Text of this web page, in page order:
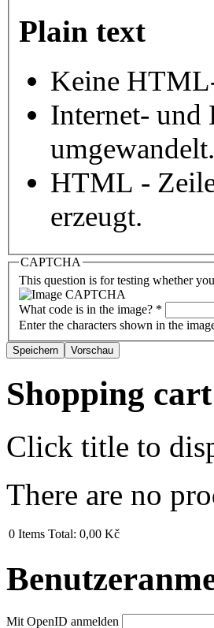
Plain text
Keine
Internet- und
umgewandelt.
HTML -
erzeugt.
CAPTCHA
This question is for testing whether
What code is in the image? *
Enter the characters shown in the
Shopping cart
Click title to
There are no
0 Items Total: 0,00 Kč
Mit OpenID anmelden